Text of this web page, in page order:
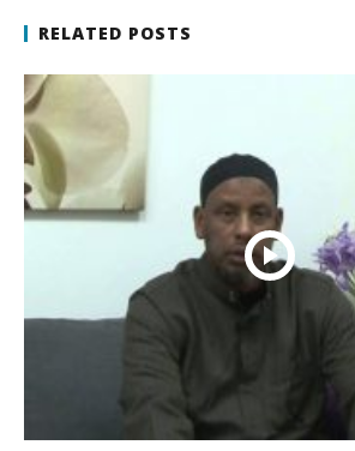
21
2017
qubamedia
RELATED POSTS